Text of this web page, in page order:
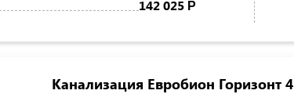
142 025 Р
Канализация Евробион Горизонт 4